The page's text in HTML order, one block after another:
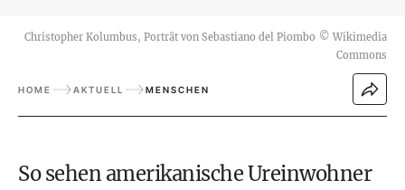
Christopher Kolumbus, Porträt von Sebastiano del Piombo © Wikimedia
Commons
HOME AKTUELL MENSCHEN
So sehen amerikanische Ureinwohner